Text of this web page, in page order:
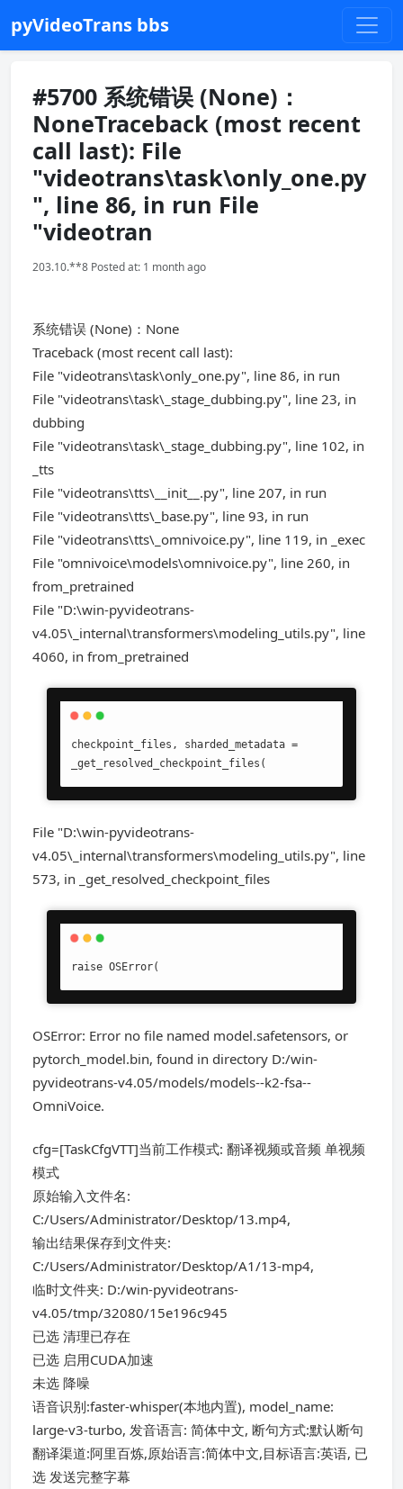
pyVideoTrans bbs
#5700 系统错误 (None)：
NoneTraceback (most recent
call last): File
"videotrans\task\only_one.py
", line 86, in run File
"videotran
203.10.**8 Posted at: 1 month ago
系统错误 (None)：None
Traceback (most recent call last):
File "videotrans\task\only_one.py", line 86, in run
File "videotrans\task\_stage_dubbing.py", line 23, in
dubbing
File "videotrans\task\_stage_dubbing.py", line 102, in
_tts
File "videotrans\tts\__init__.py", line 207, in run
File "videotrans\tts\_base.py", line 93, in run
File "videotrans\tts\_omnivoice.py", line 119, in _exec
File "omnivoice\models\omnivoice.py", line 260, in
from_pretrained
File "D:\win-pyvideotrans-
v4.05\_internal\transformers\modeling_utils.py", line
4060, in from_pretrained
checkpoint_files, sharded_metadata =
_get_resolved_checkpoint_files(
File "D:\win-pyvideotrans-
v4.05\_internal\transformers\modeling_utils.py", line
573, in _get_resolved_checkpoint_files
raise OSError(
OSError: Error no file named model.safetensors, or
pytorch_model.bin, found in directory D:/win-
pyvideotrans-v4.05/models/models--k2-fsa--
OmniVoice.
cfg=[TaskCfgVTT]当前工作模式: 翻译视频或音频 单视频
模式
原始输入文件名:
C:/Users/Administrator/Desktop/13.mp4,
输出结果保存到文件夹:
C:/Users/Administrator/Desktop/A1/13-mp4,
临时文件夹: D:/win-pyvideotrans-
v4.05/tmp/32080/15e196c945
已选 清理已存在
已选 启用CUDA加速
未选 降噪
语音识别:faster-whisper(本地内置), model_name:
large-v3-turbo, 发音语言: 简体中文, 断句方式:默认断句
翻译渠道:阿里百炼,原始语言:简体中文,目标语言:英语, 已
选 发送完整字幕